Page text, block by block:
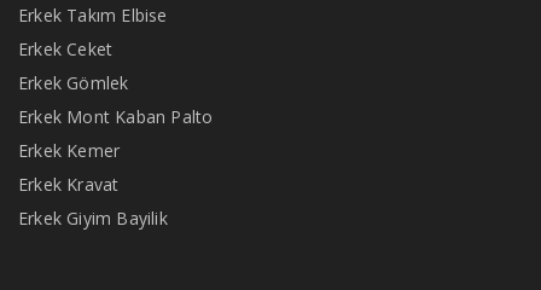
Erkek Takım Elbise
Erkek Ceket
Erkek Gömlek
Erkek Mont Kaban Palto
Erkek Kemer
Erkek Kravat
Erkek Giyim Bayilik